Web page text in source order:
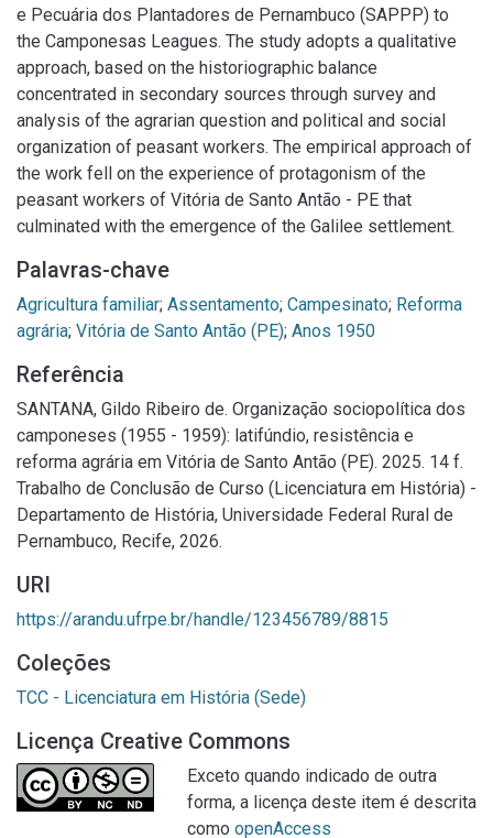
e Pecuária dos Plantadores de Pernambuco (SAPPP) to
the Camponesas Leagues. The study adopts a qualitative
approach, based on the historiographic balance
concentrated in secondary sources through survey and
analysis of the agrarian question and political and social
organization of peasant workers. The empirical approach of
the work fell on the experience of protagonism of the
peasant workers of Vitória de Santo Antão - PE that
culminated with the emergence of the Galilee settlement.
Palavras-chave
Agricultura familiar; Assentamento; Campesinato; Reforma
agrária; Vitória de Santo Antão (PE); Anos 1950
Referência
SANTANA, Gildo Ribeiro de. Organização sociopolítica dos
camponeses (1955 - 1959): latifúndio, resistência e
reforma agrária em Vitória de Santo Antão (PE). 2025. 14 f.
Trabalho de Conclusão de Curso (Licenciatura em História) -
Departamento de História, Universidade Federal Rural de
Pernambuco, Recife, 2026.
URI
https://arandu.ufrpe.br/handle/123456789/8815
Coleções
TCC - Licenciatura em História (Sede)
Licença Creative Commons
Exceto quando indicado de outra
forma, a licença deste item é descrita
como openAccess